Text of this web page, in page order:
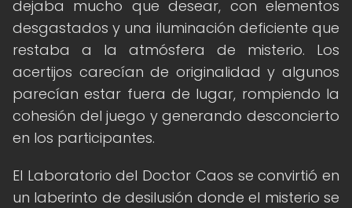
dejaba mucho que desear, con elementos
desgastados y una iluminación deficiente que
restaba a la atmósfera de misterio. Los
acertijos carecían de originalidad y algunos
parecían estar fuera de lugar, rompiendo la
cohesión del juego y generando desconcierto
en los participantes.
El Laboratorio del Doctor Caos se convirtió en
un laberinto de desilusión donde el misterio se